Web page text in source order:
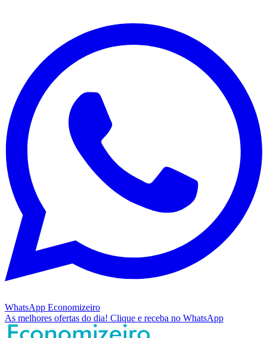
WhatsApp Economizeiro
As melhores ofertas do dia! Clique e receba no WhatsApp